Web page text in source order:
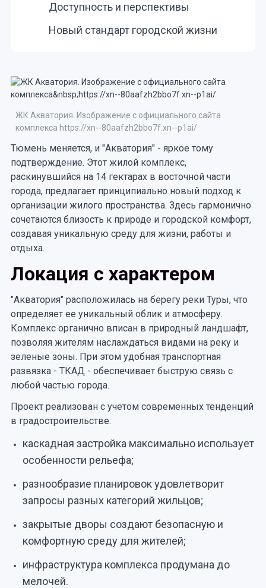
Доступность и перспективы
Новый стандарт городской жизни
ЖК Акватория. Изображение с официального сайта
комплекса https://xn--80aafzh2bbo7f.xn--p1ai/
Тюмень меняется, и "Акватория" - яркое тому
подтверждение. Этот жилой комплекс,
раскинувшийся на 14 гектарах в восточной части
города, предлагает принципиально новый подход к
организации жилого пространства. Здесь гармонично
сочетаются близость к природе и городской комфорт,
создавая уникальную среду для жизни, работы и
отдыха.
Локация с характером
"Акватория" расположилась на берегу реки Туры, что
определяет ее уникальный облик и атмосферу.
Комплекс органично вписан в природный ландшафт,
позволяя жителям наслаждаться видами на реку и
зеленые зоны. При этом удобная транспортная
развязка - ТКАД - обеспечивает быструю связь с
любой частью города.
Проект реализован с учетом современных тенденций
в градостроительстве:
каскадная застройка максимально использует
особенности рельефа;
разнообразие планировок удовлетворит
запросы разных категорий жильцов;
закрытые дворы создают безопасную и
комфортную среду для жителей;
инфраструктура комплекса продумана до
мелочей.